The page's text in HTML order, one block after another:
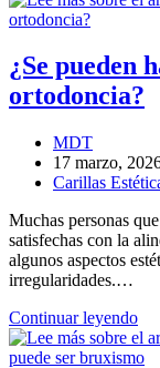
y
¿Se pueden
ortodoncia?
Autor
de
la
MDT
Entrada
publicada:
17 marzo,
Categoría
la
entrada:
Carillas
Muchas personas
satisfechas con la
algunos aspectos
irregularidades.…
Continuar leyendo¿Se